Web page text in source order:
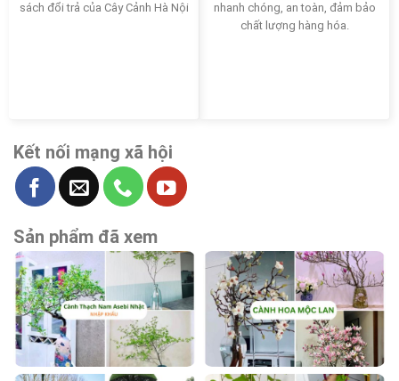
sách đổi trả của Cây Cảnh Hà Nội
nhanh chóng, an toàn, đảm bảo
chất lượng hàng hóa.
Kết nối mạng xã hội
Sản phẩm đã xem